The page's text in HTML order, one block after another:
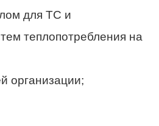
для ТС и
теплопотребления на
организации;